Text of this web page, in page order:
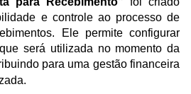
e controle ao processo de
Ele permite configurar
será utilizada no momento da
para uma gestão financeira